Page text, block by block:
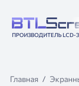
ПРОИЗВОДИТЕЛЬ LCD-
Главная